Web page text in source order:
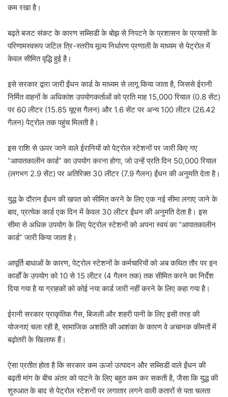
कम रखा है।
बढ़ते बजट संकट के कारण सब्सिडी के बोझ से निपटने के प्रशासन के प्रयासों के
परिणामस्वरूप जटिल त्रि-स्तरीय मूल्य निर्धारण प्रणाली के माध्यम से पेट्रोल में
केवल सीमित वृद्धि हुई है।
इसे सरकार द्वारा जारी ईंधन कार्ड के माध्यम से लागू किया जाता है, जिससे ईरानी
निर्मित वाहनों के अधिकांश उपयोगकर्ताओं को प्रति माह 15,000 रियाल (0.8 सेंट)
पर 60 लीटर (15.85 यूएस गैलन) और 1.6 सेंट पर अन्य 100 लीटर (26.42
गैलन) पेट्रोल तक पहुंच मिलती है।
इस राशि से ऊपर जाने वाले ईरानियों को पेट्रोल स्टेशनों पर जारी किए गए
“आपातकालीन कार्ड” का उपयोग करना होगा, जो उन्हें प्रति दिन 50,000 रियाल
(लगभग 2.9 सेंट) पर अतिरिक्त 30 लीटर (7.9 गैलन) ईंधन की अनुमति देता है।
युद्ध के दौरान ईंधन की खपत को सीमित करने के लिए एक नई सीमा लगाए जाने के
बाद, प्रत्येक कार्ड एक दिन में केवल 30 लीटर ईंधन की अनुमति देता है। इस
सीमा से अधिक उपयोग के लिए पेट्रोल स्टेशनों को अपना स्वयं का “आपातकालीन
कार्ड” जारी किया जाता है।
आपूर्ति बाधाओं के कारण, पेट्रोल स्टेशनों के कर्मचारियों को अब कथित तौर पर इन
कार्डों के उपयोग को 10 से 15 लीटर (4 गैलन तक) तक सीमित करने का निर्देश
दिया गया है या ग्राहकों को कोई नया कार्ड जारी नहीं करने के लिए कहा गया है।
ईरानी सरकार प्राकृतिक गैस, बिजली और शहरी पानी के लिए इसी तरह की
योजनाएं चला रही है, सामाजिक अशांति की आशंका के कारण वे अचानक कीमतों में
बढ़ोतरी के खिलाफ हैं।
ऐसा प्रतीत होता है कि सरकार कम ऊर्जा उत्पादन और सब्सिडी वाले ईंधन की
बढ़ती मांग के बीच अंतर को पाटने के लिए बहुत कम कर सकती है, जैसा कि युद्ध की
शुरुआत के बाद से पेट्रोल स्टेशनों पर लगातार लगने वाली कतारों से पता चलता